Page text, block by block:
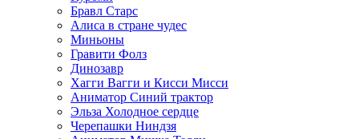
Бравл Старс
Алиса в стране чудес
Миньоны
Гравити Фолз
Динозавр
Хагги Вагги и Кисси Мисси
Аниматор Синий трактор
Эльза Холодное сердце
Черепашки Ниндзя